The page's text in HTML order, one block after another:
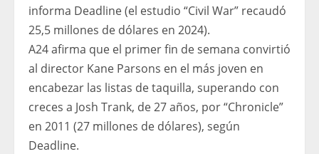
informa Deadline (el estudio “Civil War” recaudó
25,5 millones de dólares en 2024).
A24 afirma que el primer fin de semana convirtió
al director Kane Parsons en el más joven en
encabezar las listas de taquilla, superando con
creces a Josh Trank, de 27 años, por “Chronicle”
en 2011 (27 millones de dólares), según
Deadline.